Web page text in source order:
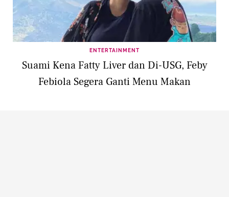
ENTERTAINMENT
Suami Kena Fatty Liver dan Di-USG, Feby
Febiola Segera Ganti Menu Makan